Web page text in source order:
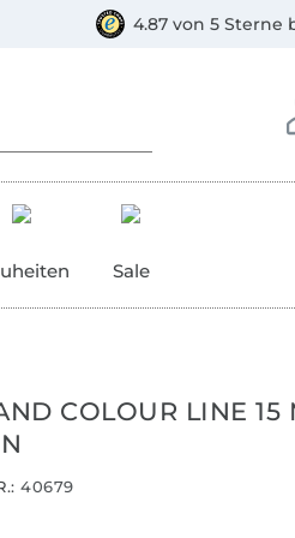
4.87 von 5 Sterne
Sale
COLOUR LINE 15
40679